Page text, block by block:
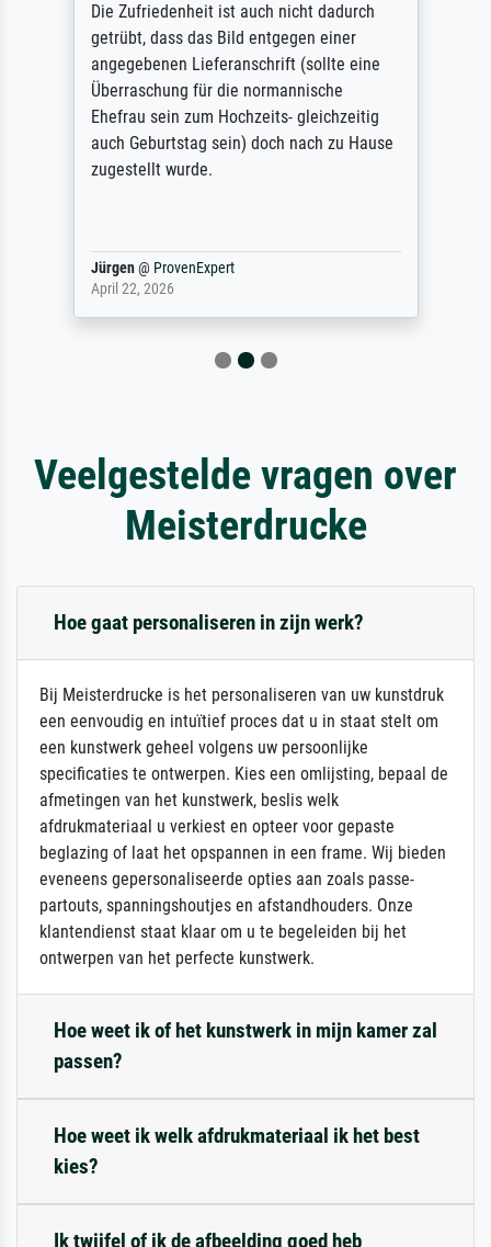
Die Zufriedenheit ist auch nicht dadurch
getrübt, dass das Bild entgegen einer
angegebenen Lieferanschrift (sollte eine
Überraschung für die normannische
Ehefrau sein zum Hochzeits- gleichzeitig
auch Geburtstag sein) doch nach zu Hause
zugestellt wurde.
Jürgen@ ProvenExpert
April 22, 2026
Veelgestelde vragen over
Meisterdrucke
Hoe gaat personaliseren in zijn werk?
Bij Meisterdrucke is het personaliseren van uw kunstdruk
een eenvoudig en intuïtief proces dat u in staat stelt om
een kunstwerk geheel volgens uw persoonlijke
specificaties te ontwerpen. Kies een omlijsting, bepaal de
afmetingen van het kunstwerk, beslis welk
afdrukmateriaal u verkiest en opteer voor gepaste
beglazing of laat het opspannen in een frame. Wij bieden
eveneens gepersonaliseerde opties aan zoals passe-
partouts, spanningshoutjes en afstandhouders. Onze
klantendienst staat klaar om u te begeleiden bij het
ontwerpen van het perfecte kunstwerk.
Hoe weet ik of het kunstwerk in mijn kamer zal
passen?
Hoe weet ik welk afdrukmateriaal ik het best
kies?
Ik twijfel of ik de afbeelding goed heb